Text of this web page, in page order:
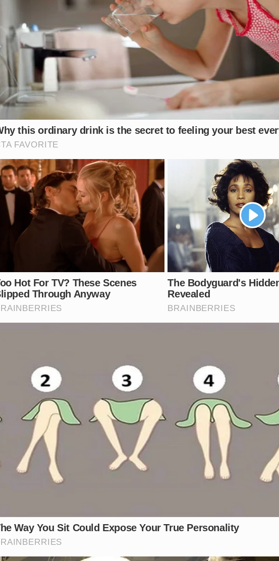
a intolerância e a desvalorização da vida humana em situações de
Coari
segue apreensiva e aguarda novas informações sobre a
cuidados médicos. O episódio serve como um triste lembrete de como a
de discussões banais, transformando uma cobrança de pequeno
vida de um cidadão vulnerável.
a crueldade humana por causa de tão pouco? Deixe sua opinião
e compartilhe para que a justiça seja feita.